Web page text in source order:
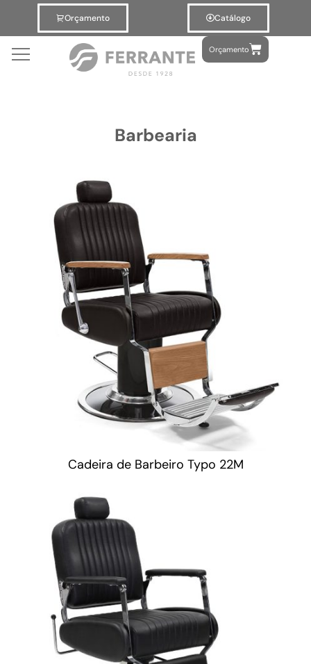
Orçamento Catálogo
Orçamento
Barbearia
Cadeira de Barbeiro Typo 22M